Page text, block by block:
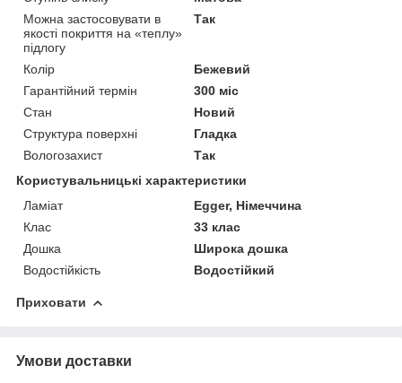
Можна застосовувати в
якості покриття на «теплу»
підлогу
Так
Колір
Бежевий
Гарантійний термін
300 міс
Стан
Новий
Структура поверхні
Гладка
Вологозахист
Так
Користувальницькі характеристики
Ламіат
Egger, Німеччина
Клас
33 клас
Дошка
Широка дошка
Водостійкість
Водостійкий
Приховати
Умови доставки